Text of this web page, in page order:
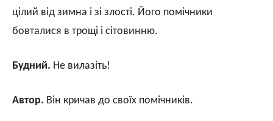
цілий від зимна і зі злості. Його помічники
бовталися в трощі і сітовинню.
Будний. Не вилазіть!
Автор. Він кричав до своїх помічників.